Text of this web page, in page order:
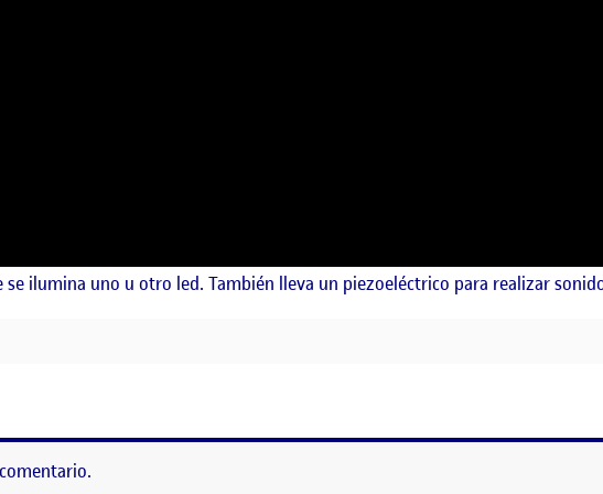
ilumina uno u otro led. También lleva un piezoeléctrico para realizar